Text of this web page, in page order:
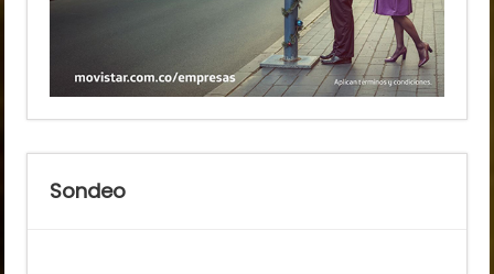
Sondeo